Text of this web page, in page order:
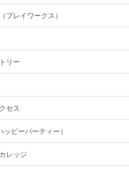
プレイワークス）
リー
セス
ピーパーティー）
レッジ